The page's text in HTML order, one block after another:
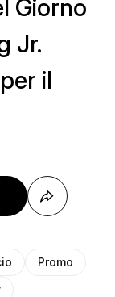
Giorno
Jr.
il
Promo